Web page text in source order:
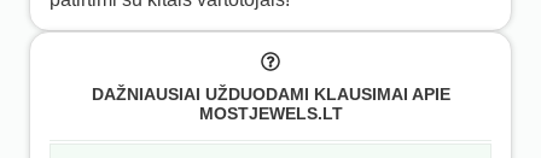
DAŽNIAUSIAI UŽDUODAMI KLAUSIMAI APIE
MOSTJEWELS.LT